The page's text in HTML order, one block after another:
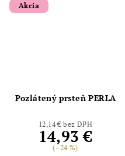
Akcia
Pozlátený prsteň PERLA
12,14 € bez DPH
14,93 €
(–24 %)
Powered